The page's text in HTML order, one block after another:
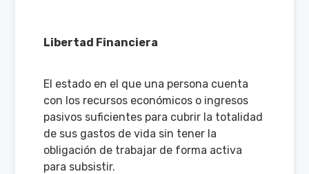
Libertad Financiera
El estado en el que una persona cuenta
con los recursos económicos o ingresos
pasivos suficientes para cubrir la totalidad
de sus gastos de vida sin tener la
obligación de trabajar de forma activa
para subsistir.